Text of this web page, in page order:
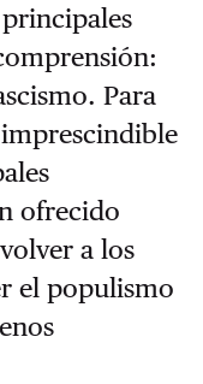
Para
ofrecido
a los
el populismo